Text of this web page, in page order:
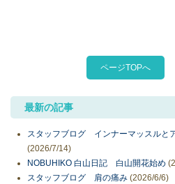
ページTOPへ
最新の記事
スタッフブログ インナーマッスルと
(2026/7/14)
NOBUHIKO 白山日記 白山開花始め
スタッフブログ 肩の痛み (2026/6/6)